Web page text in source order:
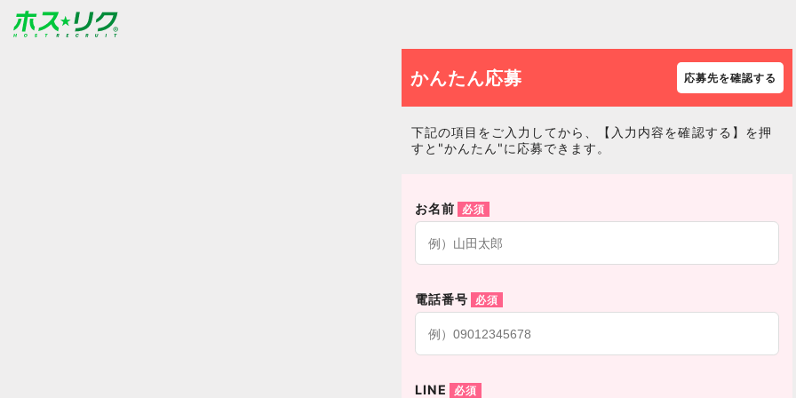
かんたん応募 応募先を確認する
下記の項目をご入力してから、【入力内容を確認する】を押
すと"かんたん"に応募できます。
お名前
電話番号
LINE